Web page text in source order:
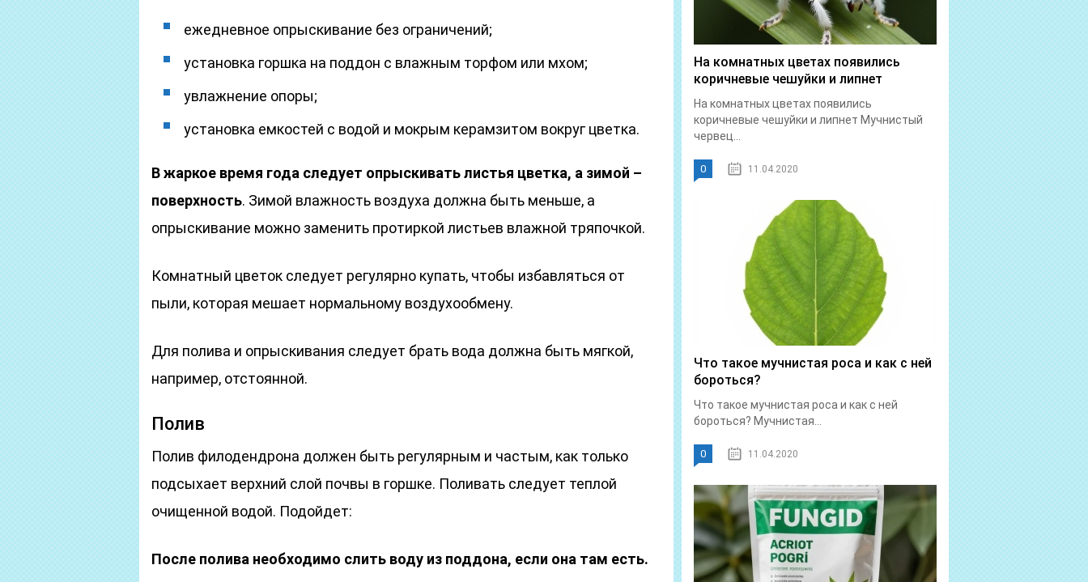
ежедневное опрыскивание без ограничений;
установка горшка на поддон с влажным торфом или мхом;
увлажнение опоры;
установка емкостей с водой и мокрым керамзитом вокруг цветка.
В жаркое время года следует опрыскивать листья цветка, а зимой –
поверхность. Зимой влажность воздуха должна быть меньше, а
опрыскивание можно заменить протиркой листьев влажной тряпочкой.
Комнатный цветок следует регулярно купать, чтобы избавляться от
пыли, которая мешает нормальному воздухообмену.
Для полива и опрыскивания следует брать вода должна быть мягкой,
например, отстоянной.
Полив
Полив филодендрона должен быть регулярным и частым, как только
подсыхает верхний слой почвы в горшке. Поливать следует теплой
очищенной водой. Подойдет:
После полива необходимо слить воду из поддона, если она там есть.
На комнатных цветах появились
коричневые чешуйки и липнет
На комнатных цветах появились
коричневые чешуйки и липнет Мучнистый
червец...
0 11.04.2020
Что такое мучнистая роса и как с ней
бороться?
Что такое мучнистая роса и как с ней
бороться? Мучнистая...
0 11.04.2020